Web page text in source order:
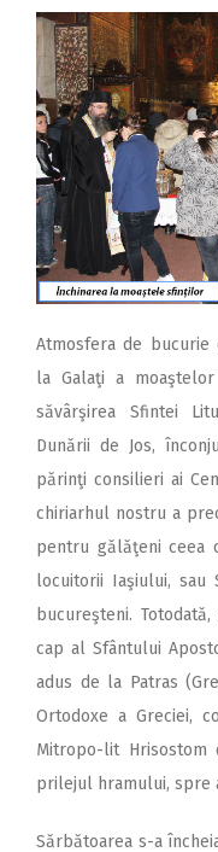
Atmosfera de bucurie
la Galaţi a
săvârşirea Sfintei
Dunării de Jos,
părinţi consilieri ai
chiriarhul nostru a
pentru gălăţeni ceea
locuitorii Iaşiului, sau
bucureşteni.
cap al Sfântului
adus de la Patras
Ortodoxe a Greciei,
Mitropo-lit Hrisostom
prilejul hramului, spre
Sărbătoarea s-a